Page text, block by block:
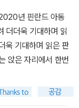
년 핀란드 아동
더더욱 기대하며 읽
욱 기대하며 읽은 판
앉은 자리에서 한번